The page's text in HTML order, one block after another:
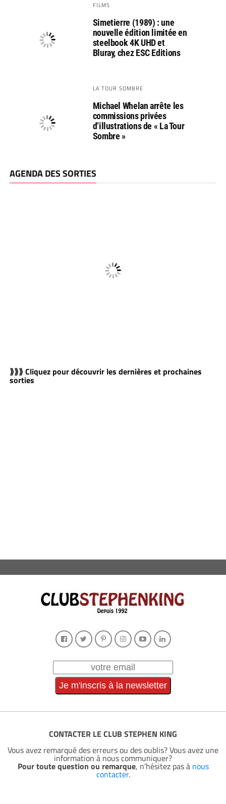
FILMS
Simetierre (1989) : une
nouvelle édition limitée en
steelbook 4K UHD et
Bluray, chez ESC Editions
LA TOUR SOMBRE
Michael Whelan arrête les
commissions privées
d’illustrations de « La Tour
Sombre »
AGENDA DES SORTIES
⟫⟫⟫ Cliquez pour découvrir les dernières et prochaines
sorties
CONTACTER LE CLUB STEPHEN KING
Vous avez remarqué des erreurs ou des oublis? Vous avez une
information à nous communiquer?
Pour toute question ou remarque, n'hésitez pas à nous
contacter.